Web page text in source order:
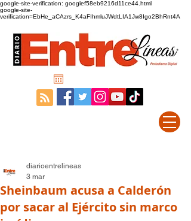
google-site-verification: googlef58eb9216d11ce44.html
google-site-
verification=EbHe_aCAzrs_K4aFIhmluJWdtLIA1Jw8Igo2BhRnt4A
Sheinbaum acusa a Calderón
por sacar al Ejército sin marco
diarioentrelineas
3 mar